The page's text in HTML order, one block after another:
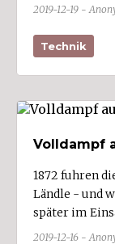
Satteins (2)
Schlins (3)
Schoppernau
Schröcken
Schruns (4)
Schwarzach (3)
Schwarzenberg
2019-12-19 -
Technik
Volldampf
1872 fuhren
Ländle - und
später im
2019-12-16 -